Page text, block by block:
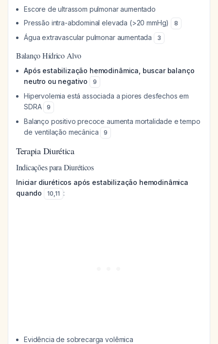
Escore de ultrassom pulmonar aumentado
Pressão intra-abdominal elevada (>20 mmHg)
8
Água extravascular pulmonar aumentada 3
Balanço Hídrico Alvo
Após estabilização hemodinâmica, buscar balanço
neutro ou negativo
9
Hipervolemia está associada a piores desfechos em
SDRA
9
Balanço positivo precoce aumenta mortalidade e tempo
de ventilação mecânica
9
Terapia Diurética
Indicações para Diuréticos
Iniciar diuréticos após estabilização hemodinâmica
quando
10,11 :
Evidência de sobrecarga volêmica